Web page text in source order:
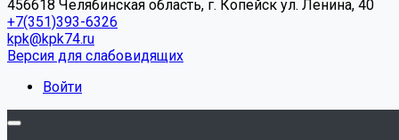
456618 Челябинская область, г. Копейск ул. Ленина, 40
+7(351)393-6326
kpk@kpk74.ru
Версия для слабовидящих
Войти